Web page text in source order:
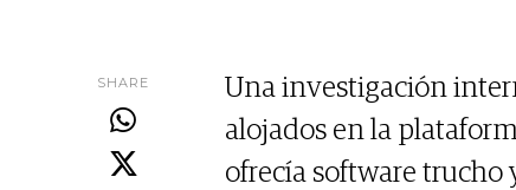
SHARE
Una investigación
alojados en la
ofrecía software trucho